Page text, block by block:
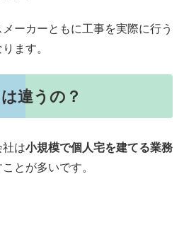
ーカーともに工事を実際に行う
ます。
違うの？
は小規模で個人宅を建てる業務
とが多いです。